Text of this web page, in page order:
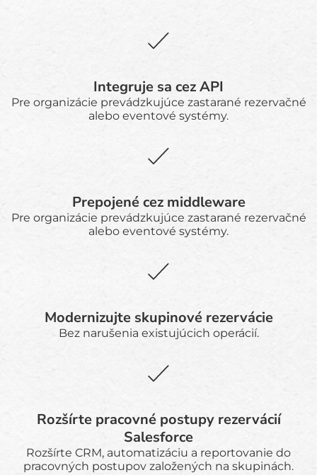
Integruje sa cez API
Pre organizácie prevádzkujúce zastarané rezervačné
alebo eventové systémy.
Prepojené cez middleware
Pre organizácie prevádzkujúce zastarané rezervačné
alebo eventové systémy.
Modernizujte skupinové rezervácie
Bez narušenia existujúcich operácií.
Rozšírte pracovné postupy rezervácií
Salesforce
Rozšírte CRM, automatizáciu a reportovanie do
pracovných postupov založených na skupinách.